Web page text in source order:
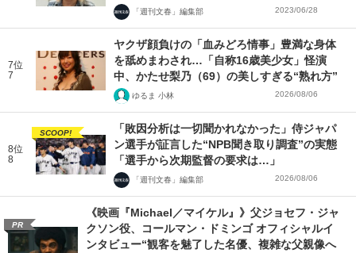
「週刊文春」編集部 2023/06/28
7位
7
ヤクザ顔負けの「血みどろ情事」豊満な身体
を舐めまわされ…「自称16歳美少女」怪演
中、かたせ梨乃（69）の美しすぎる“熟れ方”
ゆるま 小林 2026/08/06
8位
8
SCOOP!
「敗因分析は一切聞かれなかった」侍ジャパ
ン選手が証言した“NPB聞き取り調査”の実態
「選手から次期監督の要求は…」
「週刊文春」編集部 2026/08/06
PR
《映画『Michael／マイケル』》父ジョセフ・ジャ
クソン役、コールマン・ドミンゴ オフィシャルイ
ンタビュー“観客を魅了した名優、複雑な父親像へ